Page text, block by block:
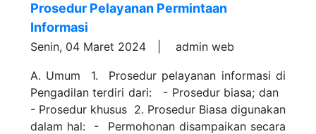
Prosedur Pelayanan Permintaan
Informasi
Senin, 04 Maret 2024 | admin web
A. Umum 1. Prosedur pelayanan informasi di
Pengadilan terdiri dari: - Prosedur biasa; dan
- Prosedur khusus 2. Prosedur Biasa digunakan
dalam hal: - Permohonan disampaikan secara